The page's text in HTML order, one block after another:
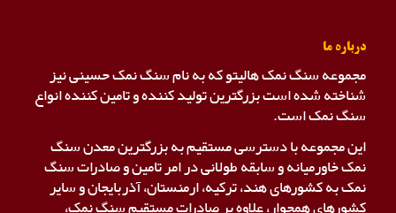
درباره ما
مجموعه سنگ نمک هالیتو که به نام سنگ نمک حسینی نیز
شناخته شده است بزرگترین تولید کننده و تامین کننده انواع
سنگ نمک است.
این مجموعه با دسترسی مستقیم به بزرگترین معدن سنگ
نمک خاورمیانه و سابقه طولانی در امر تامین و صادرات سنگ
نمک به کشورهای هند، ترکیه، ارمنستان، آذربایجان و سایر
کشورهای همجوار، علاوه بر صادرات مستقیم سنگ نمک،